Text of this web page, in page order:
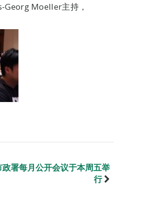
Georg Moeller主持，
政署每月公开会议于本周五举
行